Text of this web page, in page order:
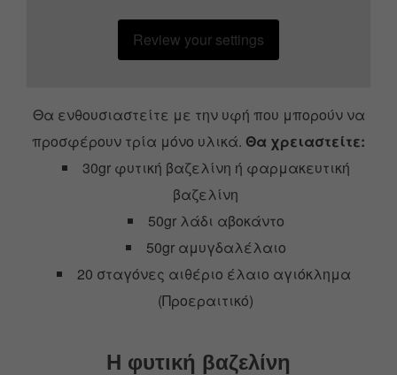
Review your settings
Θα ενθουσιαστείτε με την υφή που μπορούν να
προσφέρουν τρία μόνο υλικά. Θα χρειαστείτε:
30gr φυτική βαζελίνη ή φαρμακευτική
βαζελίνη
50gr λάδι αβοκάντο
50gr αμυγδαλέλαιο
20 σταγόνες αιθέριο έλαιο αγιόκλημα
(Προεραιτικό)
Η φυτική βαζελίνη